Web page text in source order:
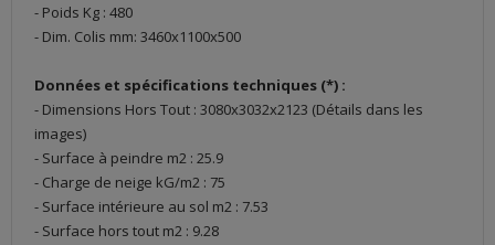
- Poids Kg : 480
- Dim. Colis mm: 3460x1100x500
Données et spécifications techniques (*) :
- Dimensions Hors Tout : 3080x3032x2123 (Détails dans les
images)
- Surface à peindre m2 : 25.9
- Charge de neige kG/m2 : 75
- Surface intérieure au sol m2 : 7.53
- Surface hors tout m2 : 9.28